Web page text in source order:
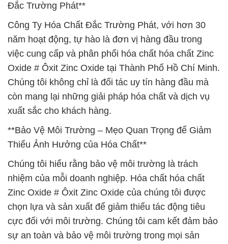
Đắc Trường Phát**
Công Ty Hóa Chất Đắc Trường Phát, với hơn 30
năm hoạt động, tự hào là đơn vị hàng đầu trong
việc cung cấp và phân phối hóa chất hóa chất Zinc
Oxide # Ôxit Zinc Oxide tại Thành Phố Hồ Chí Minh.
Chúng tôi không chỉ là đối tác uy tín hàng đầu mà
còn mang lại những giải pháp hóa chất và dịch vụ
xuất sắc cho khách hàng.
**Bảo Vệ Môi Trường – Mẹo Quan Trọng để Giảm
Thiểu Ảnh Hưởng của Hóa Chất**
Chúng tôi hiểu rằng bảo vệ môi trường là trách
nhiệm của mỗi doanh nghiệp. Hóa chất hóa chất
Zinc Oxide # Ôxit Zinc Oxide của chúng tôi được
chọn lựa và sản xuất để giảm thiểu tác động tiêu
cực đối với môi trường. Chúng tôi cam kết đảm bảo
sự an toàn và bảo vệ môi trường trong mọi sản